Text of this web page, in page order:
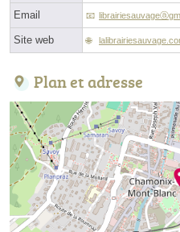
Email
Site web
Plan et adresse